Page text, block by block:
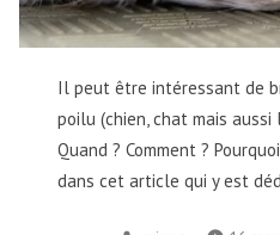
Il peut être intéressant de
poilu (chien, chat mais aussi
Quand ? Comment ?
dans cet article qui y est